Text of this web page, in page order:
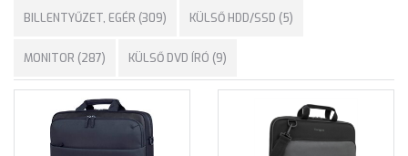
BILLENTYŰZET, EGÉR (309) KÜLSŐ HDD/SSD (5)
MONITOR (287) KÜLSŐ DVD ÍRÓ (9)